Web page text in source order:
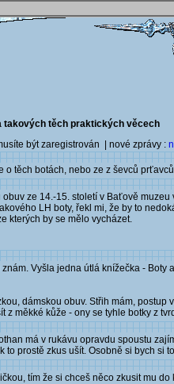
takových těch praktických věcech
být zaregistrován | nové zprávy :
o těch botách, nebo ze z ševců
ze 14.-15. století v Baťově muzeu
LH boty, řekl mi, že by to
kterých by se mělo vycházet.
Vyšla jedna útlá knížečka -
dámskou obuv. Střih mám,
z měkké kůže - ony se tyhle botky z
má v rukávu opravdu spoustu
to prostě zkus ušít. Osobně si bych
tím že si chceš něco zkusit mu